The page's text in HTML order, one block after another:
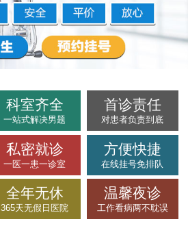
科室齐全
一站式解决男题
首诊责任
对患者负责到底
私密就诊
一医一患一诊室
方便快捷
在线挂号免排队
全年无休
365天无假日医院
温馨夜诊
工作看病两不耽误